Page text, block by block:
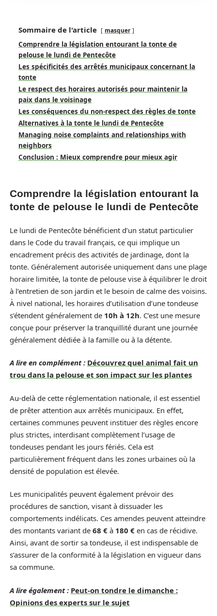
Sommaire de l'article masquer
Comprendre la législation entourant la tonte de
pelouse le lundi de Pentecôte
Les spécificités des arrêtés municipaux concernant la
tonte
Le respect des horaires autorisés pour maintenir la
paix dans le voisinage
Les conséquences du non-respect des règles de tonte
Alternatives à la tonte le lundi de Pentecôte
Managing noise complaints and relationships with
neighbors
Conclusion : Mieux comprendre pour mieux agir
Comprendre la législation entourant la
tonte de pelouse le lundi de Pentecôte
Le lundi de Pentecôte bénéficient d’un statut particulier
dans le Code du travail français, ce qui implique un
encadrement précis des activités de jardinage, dont la
tonte. Généralement autorisée uniquement dans une plage
horaire limitée, la tonte de pelouse vise à équilibrer le droit
à l’entretien de son jardin et le besoin de calme des voisins.
À nivel national, les horaires d’utilisation d’une tondeuse
s’étendent généralement de 10h à 12h. C’est une mesure
conçue pour préserver la tranquillité durant une journée
généralement dédiée à la famille ou à la détente.
A lire en complément : Découvrez quel animal fait un
trou dans la pelouse et son impact sur les plantes
Au-delà de cette réglementation nationale, il est essentiel
de prêter attention aux arrêtés municipaux. En effet,
certaines communes peuvent instituer des règles encore
plus strictes, interdisant complètement l’usage de
tondeuses pendant les jours fériés. Cela est
particulièrement fréquent dans les zones urbaines où la
densité de population est élevée.
Les municipalités peuvent également prévoir des
procédures de sanction, visant à dissuader les
comportements indélicats. Ces amendes peuvent atteindre
des montants variant de 68 € à 180 € en cas de récidive.
Ainsi, avant de sortir sa tondeuse, il est indispensable de
s’assurer de la conformité à la législation en vigueur dans
sa commune.
A lire également : Peut-on tondre le dimanche :
Opinions des experts sur le sujet